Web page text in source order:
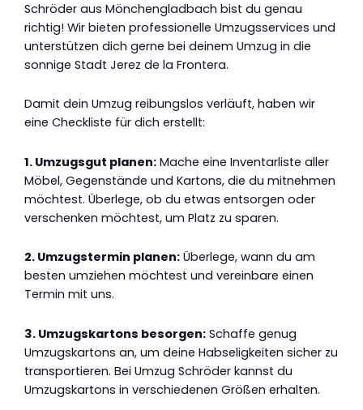
Schröder aus Mönchengladbach bist du genau
richtig! Wir bieten professionelle Umzugsservices und
unterstützen dich gerne bei deinem Umzug in die
sonnige Stadt Jerez de la Frontera.
Damit dein Umzug reibungslos verläuft, haben wir
eine Checkliste für dich erstellt:
1. Umzugsgut planen: Mache eine Inventarliste aller
Möbel, Gegenstände und Kartons, die du mitnehmen
möchtest. Überlege, ob du etwas entsorgen oder
verschenken möchtest, um Platz zu sparen.
2. Umzugstermin planen: Überlege, wann du am
besten umziehen möchtest und vereinbare einen
Termin mit uns.
3. Umzugskartons besorgen: Schaffe genug
Umzugskartons an, um deine Habseligkeiten sicher zu
transportieren. Bei Umzug Schröder kannst du
Umzugskartons in verschiedenen Größen erhalten.